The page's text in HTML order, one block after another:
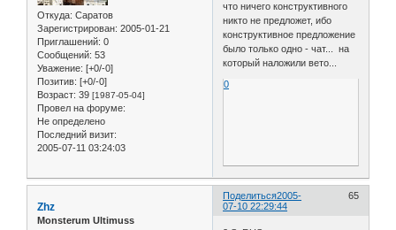
Откуда: Саратов
Зарегистрирован: 2005-01-21
Приглашений: 0
Сообщений: 53
Уважение: [+0/-0]
Позитив: [+0/-0]
Возраст: 39 [1987-05-04]
Провел на форуме:
Не определено
Последний визит:
2005-07-11 03:24:03
что ничего конструктивного
никто не предложет, ибо
конструктивное предложение
было только одно - чат... на
который наложили вето...
0
Поделиться 65
2005-
07-10 22:29:44
Zhz
Monsterum Ultimuss